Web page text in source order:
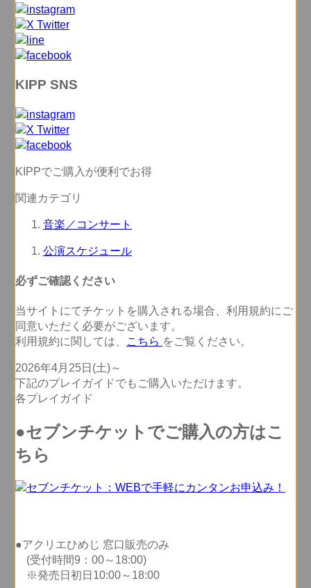
KIPP SNS
KIPPでご購入が便利でお得
関連カテゴリ
音楽／コンサート
公演スケジュール
必ずご確認ください
当サイトにてチケットを購入される場合、 利用規約にご
同意いただく必要がございます。
利用規約に関しては、
こちら をご覧ください。
2026年4月25日(土)～
下記のプレイガイドでもご購入いただけます。
各プレイガイド
●セブンチケットでご購入の方はこ
ちら
●アクリエひめじ 窓口販売のみ
(受付時間9：00～18:00)
※発売日初日10:00～18:00